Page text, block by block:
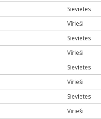
Sievietes
Vīrieši
Sievietes
Vīrieši
Sievietes
Vīrieši
Sievietes
Vīrieši